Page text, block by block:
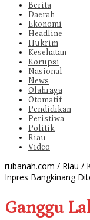
Berita
Daerah
Ekonomi
Headline
Hukrim
Kesehatan
Korupsi
Nasional
News
Olahraga
Otomatif
Pendidikan
Peristiwa
Politik
Riau
Video
rubanah.com / Riau /
Inpres Bangkinang
Ganggu